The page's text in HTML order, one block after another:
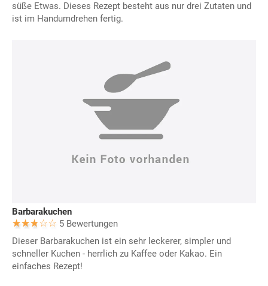
süße Etwas. Dieses Rezept besteht aus nur drei Zutaten und
ist im Handumdrehen fertig.
Barbarakuchen
5 Bewertungen
Dieser Barbarakuchen ist ein sehr leckerer, simpler und
schneller Kuchen - herrlich zu Kaffee oder Kakao. Ein
einfaches Rezept!